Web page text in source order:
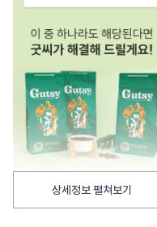
상세정보 펼쳐보기